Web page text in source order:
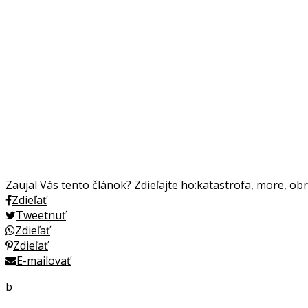
Zaujal Vás tento článok? Zdieľajte ho:katastrofa, more,
Zdieľať
Tweetnuť
Zdieľať
Zdieľať
E-mailovať
b